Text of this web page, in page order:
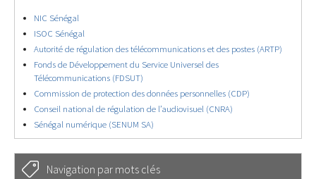
NIC Sénégal
ISOC Sénégal
Autorité de régulation des télécommunications et des postes (ARTP)
Fonds de Développement du Service Universel des
Télécommunications (FDSUT)
Commission de protection des données personnelles (CDP)
Conseil national de régulation de l’audiovisuel (CNRA)
Sénégal numérique (SENUM SA)
Navigation par mots clés